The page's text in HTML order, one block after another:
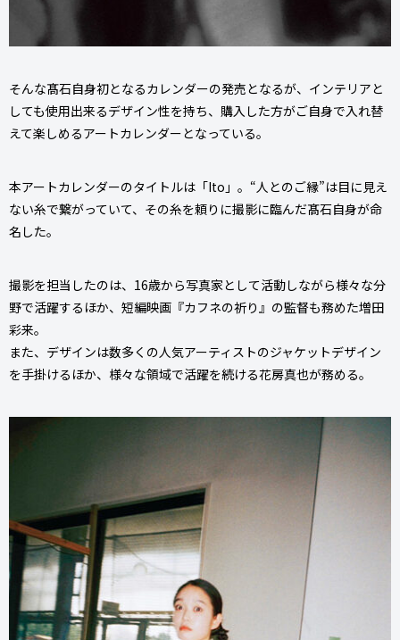
そんな髙石自身初となるカレンダーの発売となるが、インテリアと
しても使用出来るデザイン性を持ち、購入した方がご自身で入れ替
えて楽しめるアートカレンダーとなっている。
本アートカレンダーのタイトルは「Ito」。“人とのご縁”は目に見え
ない糸で繋がっていて、その糸を頼りに撮影に臨んだ髙石自身が命
名した。
撮影を担当したのは、16歳から写真家として活動しながら様々な分
野で活躍するほか、短編映画『カフネの祈り』の監督も務めた増田
彩来。
また、デザインは数多くの人気アーティストのジャケットデザイン
を手掛けるほか、様々な領域で活躍を続ける花房真也が務める。